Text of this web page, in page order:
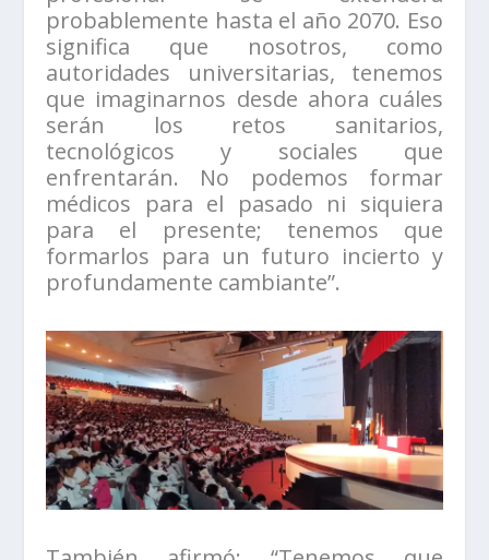
probablemente hasta el año 2070. Eso
significa que nosotros, como
autoridades universitarias, tenemos
que imaginarnos desde ahora cuáles
serán los retos sanitarios,
tecnológicos y sociales que
enfrentarán. No podemos formar
médicos para el pasado ni siquiera
para el presente; tenemos que
formarlos para un futuro incierto y
profundamente cambiante”.